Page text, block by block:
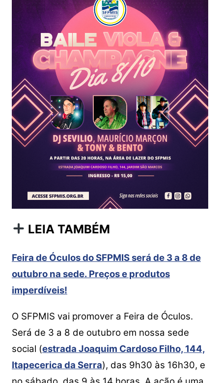
LEIA TAMBÉM
Feira de Óculos do SFPMIS será de 3 a 8 de
outubro na sede. Preços e produtos
imperdíveis!
O SFPMIS vai promover a Feira de Óculos.
Será de 3 a 8 de outubro em nossa sede
social (estrada Joaquim Cardoso Filho, 144,
Itapecerica da Serra), das 9h30 às 16h30, e